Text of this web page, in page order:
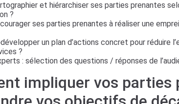
et hiérarchiser ses parties prenantes
?
ses parties prenantes à réaliser une
un plan d’actions concret pour réduire
?
: sélection des questions / réponses de
impliquer vos parties